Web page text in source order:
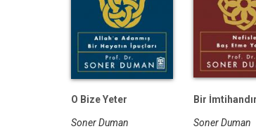
O Bize Yeter
Soner Duman
Bir
Soner Duman